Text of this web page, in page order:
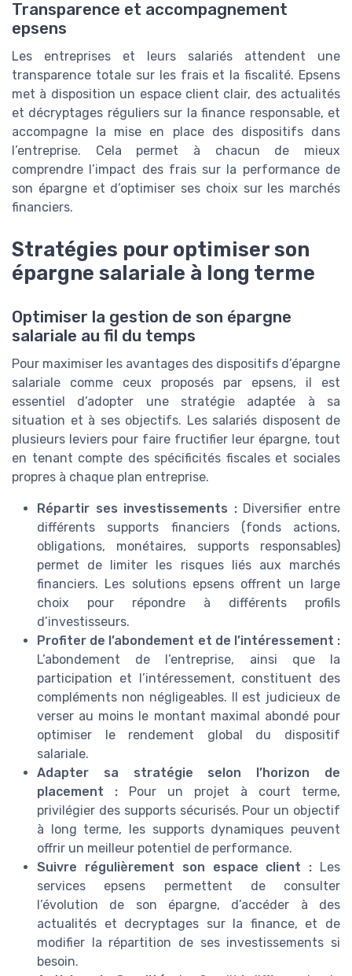
Transparence et accompagnement
epsens
Les entreprises et leurs salariés attendent une
transparence totale sur les frais et la fiscalité. Epsens
met à disposition un espace client clair, des actualités
et décryptages réguliers sur la finance responsable, et
accompagne la mise en place des dispositifs dans
l’entreprise. Cela permet à chacun de mieux
comprendre l’impact des frais sur la performance de
son épargne et d’optimiser ses choix sur les marchés
financiers.
Stratégies pour optimiser son
épargne salariale à long terme
Optimiser la gestion de son épargne
salariale au fil du temps
Pour maximiser les avantages des dispositifs d’épargne
salariale comme ceux proposés par epsens, il est
essentiel d’adopter une stratégie adaptée à sa
situation et à ses objectifs. Les salariés disposent de
plusieurs leviers pour faire fructifier leur épargne, tout
en tenant compte des spécificités fiscales et sociales
propres à chaque plan entreprise.
Répartir ses investissements :Diversifier entre
différents supports financiers (fonds actions,
obligations, monétaires, supports responsables)
permet de limiter les risques liés aux marchés
financiers. Les solutions epsens offrent un large
choix pour répondre à différents profils
d’investisseurs.
Profiter de l’abondement et de l’intéressement :
L’abondement de l’entreprise, ainsi que la
participation et l’intéressement, constituent des
compléments non négligeables. Il est judicieux de
verser au moins le montant maximal abondé pour
optimiser le rendement global du dispositif
salariale.
Adapter sa stratégie selon l’horizon de
placement : Pour un projet à court terme,
privilégier des supports sécurisés. Pour un objectif
à long terme, les supports dynamiques peuvent
offrir un meilleur potentiel de performance.
Suivre régulièrement son espace client : Les
services epsens permettent de consulter
l’évolution de son épargne, d’accéder à des
actualités et decryptages sur la finance, et de
modifier la répartition de ses investissements si
besoin.